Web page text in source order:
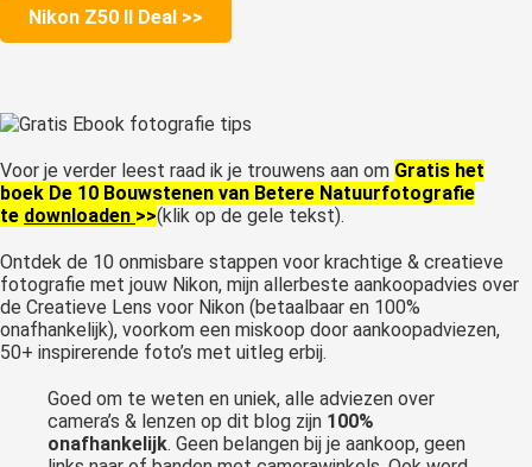
Nikon Z50 II Deal >>
Voor je verder leest raad ik je trouwens aan om Gratis het
boek De 10 Bouwstenen van Betere Natuurfotografie
te downloaden >>(klik op de gele tekst).
Ontdek de 10 onmisbare stappen voor krachtige & creatieve
fotografie met jouw Nikon, mijn allerbeste aankoopadvies over
de Creatieve Lens voor Nikon (betaalbaar en 100%
onafhankelijk), voorkom een miskoop door aankoopadviezen,
50+ inspirerende foto’s met uitleg erbij.
Goed om te weten en uniek, alle adviezen over
camera’s & lenzen op dit blog zijn 100%
onafhankelijk. Geen belangen bij je aankoop, geen